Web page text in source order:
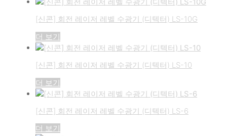
[신콘] 회전 레이저 레벨 수광기 (디텍터) LS-10G
더 보기
[신콘] 회전 레이저 레벨 수광기 (디텍터) LS-10
더 보기
[신콘] 회전 레이저 레벨 수광기 (디텍터) LS-6
더 보기